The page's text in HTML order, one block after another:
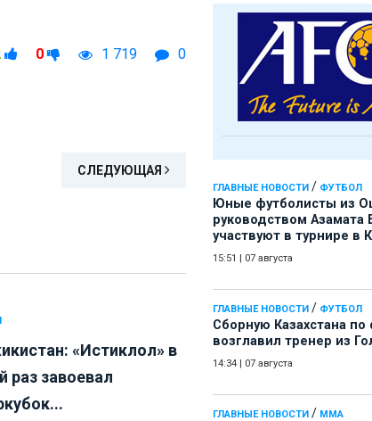
ГЛАВНЫЕ НОВОСТИ / ФУТБОЛ
Юные футболисты из
руководством Азамата
участвуют в турнире в
15:51 07 августа
ГЛАВНЫЕ НОВОСТИ / ФУТБОЛ
Сборную Казахстана по
возглавил тренер из
14:34 07 августа
ГЛАВНЫЕ НОВОСТИ / ММА
0 1 719 0
СЛЕДУЮЩАЯ
«Истиклол» в
раз завоевал